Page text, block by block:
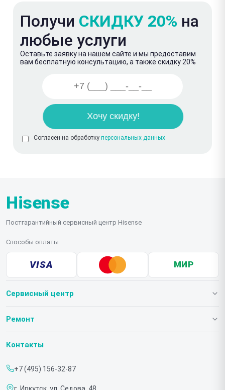
Получи СКИДКУ 20% на
любые услуги
Оставьте заявку на нашем сайте и мы предоставим
вам бесплатную консультацию, а также скидку 20%
Согласен на обработку персональных данных
Hisense
Постгарантийный сервисный центр Hisense
Способы оплаты
VISA МИР
Сервисный центр
О нашем сервисе
Срочный ремонт
Ремонт
Телевизоров
Контакты
+7 (495) 156-32-87
г. Иркутск, ул. Седова, 48